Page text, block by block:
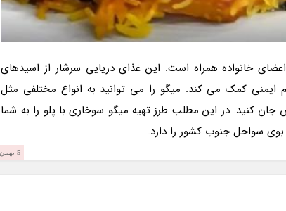
خانواده همراه است. این غذای دریایی سرشار از اسیدهای
کمک می کند. میگو را می توانید به انواع مختلفی مثل
کنید. در این مطلب طرز تهیه میگو سوخاری با پلو را به شما
سواحل جنوب کشور را دارد.
5 بهمن 1403